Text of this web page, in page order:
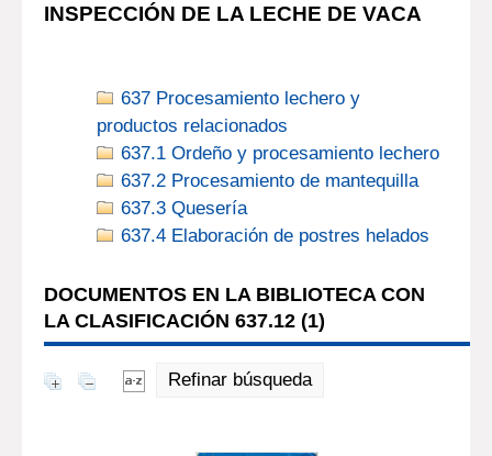
INSPECCIÓN DE LA LECHE DE VACA
637 Procesamiento lechero y
productos relacionados
637.1 Ordeño y procesamiento lechero
637.2 Procesamiento de mantequilla
637.3 Quesería
637.4 Elaboración de postres helados
DOCUMENTOS EN LA BIBLIOTECA CON
LA CLASIFICACIÓN 637.12 (1)
Refinar búsqueda